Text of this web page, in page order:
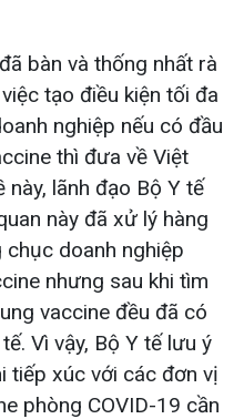
bàn và thống nhất rà
tạo điều kiện tối đa
nghiệp nếu có đầu
thì đưa về Việt
này, lãnh đạo Bộ Y tế
này đã xử lý hàng
doanh nghiệp
nhưng sau khi tìm
vaccine đều đã có
Vì vậy, Bộ Y tế lưu ý
tiếp xúc với các đơn vị
phòng COVID-19 cần